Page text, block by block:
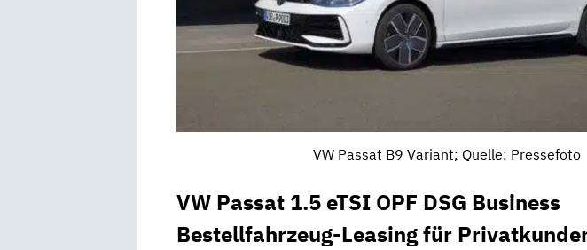
VW Passat B9 Variant; Quelle: Pressefoto
VW Passat 1.5 eTSI OPF DSG Business
Bestellfahrzeug-Leasing für